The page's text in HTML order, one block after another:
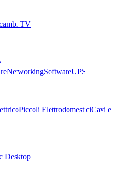
TV
NetworkingSoftwareUPS
Piccoli ElettrodomesticiCavi e
Desktop